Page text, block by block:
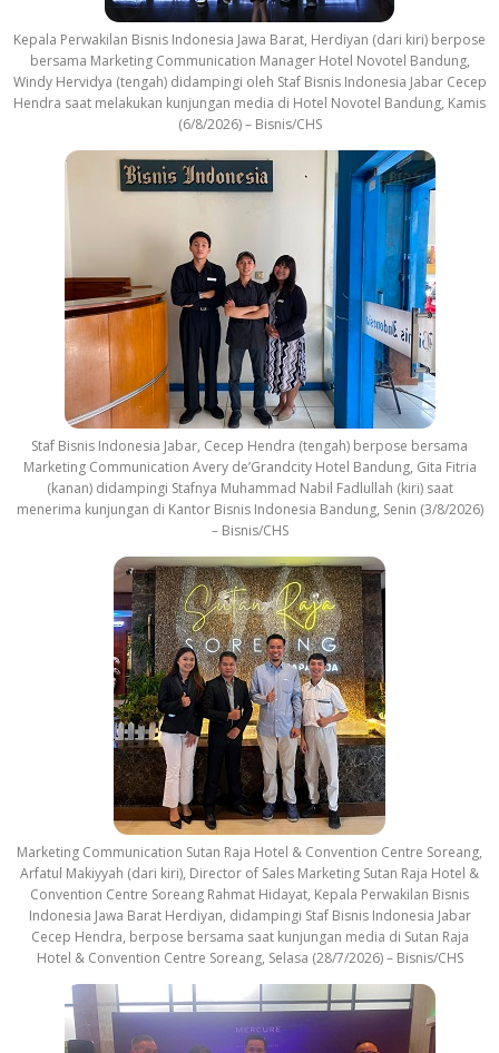
Kepala Perwakilan Bisnis Indonesia Jawa Barat, Herdiyan (dari kiri) berpose
bersama Marketing Communication Manager Hotel Novotel Bandung,
Windy Hervidya (tengah) didampingi oleh Staf Bisnis Indonesia Jabar Cecep
Hendra saat melakukan kunjungan media di Hotel Novotel Bandung, Kamis
(6/8/2026) – Bisnis/CHS
Staf Bisnis Indonesia Jabar, Cecep Hendra (tengah) berpose bersama
Marketing Communication Avery de’Grandcity Hotel Bandung, Gita Fitria
(kanan) didampingi Stafnya Muhammad Nabil Fadlullah (kiri) saat
menerima kunjungan di Kantor Bisnis Indonesia Bandung, Senin (3/8/2026)
– Bisnis/CHS
Marketing Communication Sutan Raja Hotel & Convention Centre Soreang,
Arfatul Makiyyah (dari kiri), Director of Sales Marketing Sutan Raja Hotel &
Convention Centre Soreang Rahmat Hidayat, Kepala Perwakilan Bisnis
Indonesia Jawa Barat Herdiyan, didampingi Staf Bisnis Indonesia Jabar
Cecep Hendra, berpose bersama saat kunjungan media di Sutan Raja
Hotel & Convention Centre Soreang, Selasa (28/7/2026) – Bisnis/CHS